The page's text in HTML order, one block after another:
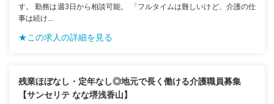
す。 勤務は週3日から相談可能。 「フルタイムは難しいけど、介護の仕
事は続け...
★この求人の詳細を見る
残業ほぼなし・定年なし◎地元で長く働ける介護職員募集
【サンセリテ なな堺浅香山】